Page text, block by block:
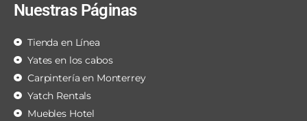
Nuestras Páginas
Tienda en Línea
Yates en los cabos
Carpintería en Monterrey
Yatch Rentals
Muebles Hotel